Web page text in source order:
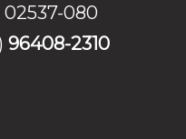
02537-080
96408-2310